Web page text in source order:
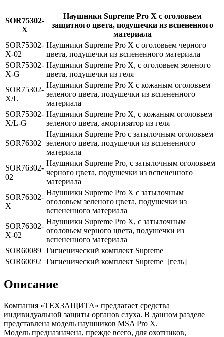
SOR75302-
X
Наушники Supreme Pro X с оголовьем
защитного цвета, подушечки из вспененного
материала
SOR75302-
X-02
Наушники Supreme Pro X с оголовьем черного
цвета, подушечки из вспененного материала
SOR75302-
X-G
Наушники Supreme Pro X, с оголовьем зеленого
цвета, подушечки из геля
SOR75302-
X/L
Наушники Supreme Pro X с кожаным оголовьем
зеленого цвета, подушечки из вспененного
материала
SOR75302-
X/L-G
Наушники Supreme Pro X, с кожаным оголовьем
зеленого цвета, амортизатор из геля
SOR76302
Наушники Supreme Pro с затылочным оголовьем
зеленого цвета, подушечки из вспененного
материала
SOR76302-
02
Наушники Supreme Pro, с затылочным оголовьем
черного цвета, подушечки из вспененного
материала
SOR76302-
X
Наушники Supreme Pro Х с затылочным
оголовьем зеленого цвета, подушечки из
вспененного материала
SOR76302-
X-02
Наушники Supreme Pro Х, с затылочным
оголовьем черного цвета, подушечки из
вспененного материала
SOR60089 Гигиенический комплект Supreme
SOR60092
Гигиенический комплект Supreme [гель]
Описание
Компания «ТЕХЗАЩИТА» предлагает средства
индивидуальной защиты органов слуха. В данном разделе
представлена модель наушников MSA Pro X.
Модель предназначена, прежде всего, для охотников,